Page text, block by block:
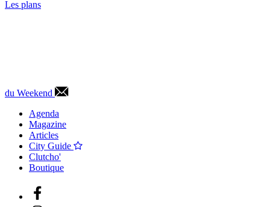
Les plans
du Weekend
Agenda
Magazine
Articles
City Guide
Clutcho'
Boutique